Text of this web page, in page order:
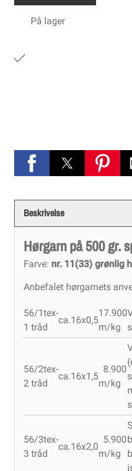
På lager
Beskrivelse
Hørgarn på 500 gr.
Farve: nr. 11(33) grønlig
Anbefalet hørgarnets
56/1tex-
1 tråd
ca.16x0,5
17.900
m/kg
56/2tex-
2 tråd
ca.16x1,5
8.900
m/kg
56/3tex-
3 tråd
ca.16x2,0
5.900
m/kg